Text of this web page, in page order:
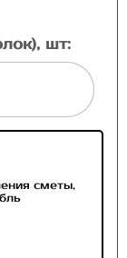
шт:
сметы,